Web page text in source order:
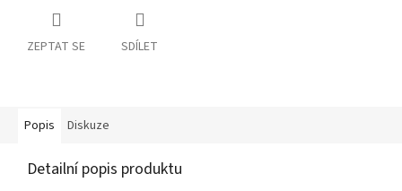
ZEPTAT SE SDÍLET
Popis Diskuze
Detailní popis produktu